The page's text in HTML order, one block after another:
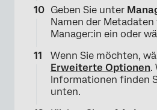
Geben Sie unter
Namen der Metadaten
Manager:in ein oder
Wenn Sie möchten,
Erweiterte Optionen.
Informationen finden
unten.